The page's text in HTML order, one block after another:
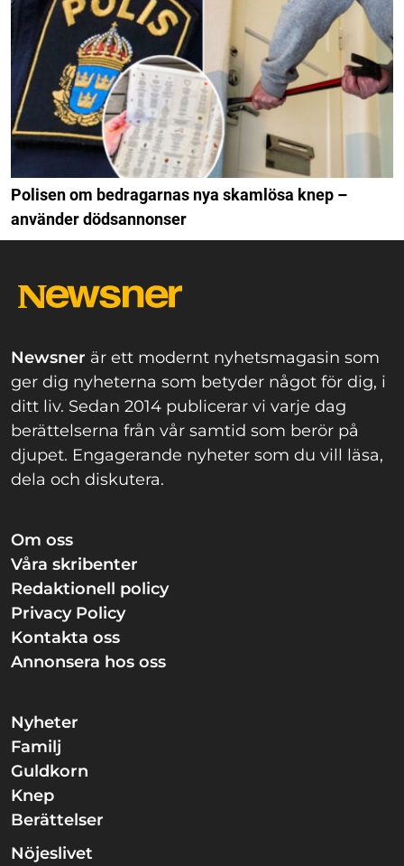
Polisen om bedragarnas nya skamlösa knep –
använder dödsannonser
Newsner är ett modernt nyhetsmagasin som
ger dig nyheterna som betyder något för dig, i
ditt liv. Sedan 2014 publicerar vi varje dag
berättelserna från vår samtid som berör på
djupet. Engagerande nyheter som du vill läsa,
dela och diskutera.
Om oss
Våra skribenter
Redaktionell policy
Privacy Policy
Kontakta oss
Annonsera hos oss
Nyheter
Familj
Guldkorn
Knep
Berättelser
Nöjeslivet